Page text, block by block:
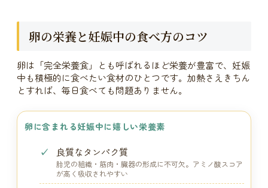
卵の栄養と妊娠中の食べ方のコツ
卵は「完全栄養食」とも呼ばれるほど栄養が豊富で、妊娠
中も積極的に食べたい食材のひとつです。加熱さえきちん
とすれば、毎日食べても問題ありません。
卵に含まれる妊娠中に嬉しい栄養素
良質なタンパク質
胎児の組織・筋肉・臓器の形成に不可欠。アミノ酸スコア
が高く吸収されやすい